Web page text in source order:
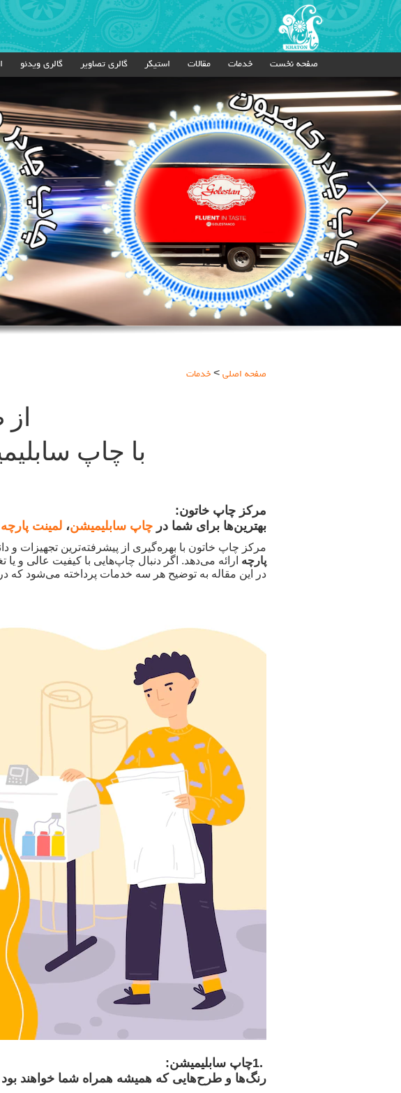
صفحه نخست خدمات مقالات استیکر گالری تصاویر گالری ویدئو
صفحه اصلی>خدمات
با چاپ
مرکز چاپ خاتون:
بهترین‌ها برای شما درچاپ سابلیمیشن،لمینت پارچه
مرکز چاپ خاتون با بهره‌گیری از پیشرفته‌ترین تجهیزات و
پارچه ارائه می‌دهد. اگر دنبال چاپ‌هایی با کیفیت عالی و
در این مقاله به توضیح هر سه خدمات پرداخته می‌شود که
1.چاپ سابلیمیشن:
رنگ‌ها و طرح‌هایی که همیشه همراه شما خواهند بود